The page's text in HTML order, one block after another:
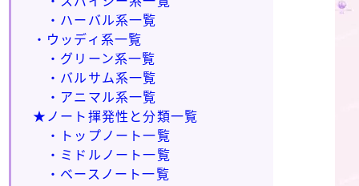
・ハーバル系一覧
・ウッディ系一覧
・グリーン系一覧
・バルサム系一覧
・アニマル系一覧
★ノート揮発性と分類一覧
・トップノート一覧
・ミドルノート一覧
・ベースノート一覧